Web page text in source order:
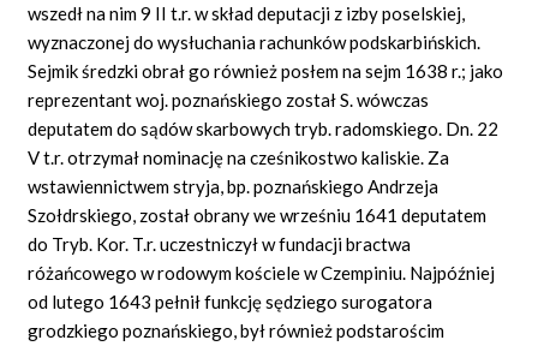
wszedł na nim 9 II t.r. w skład deputacji z izby poselskiej,
wyznaczonej do wysłuchania rachunków podskarbińskich.
Sejmik średzki obrał go również posłem na sejm 1638 r.; jako
reprezentant woj. poznańskiego został S. wówczas
deputatem do sądów skarbowych tryb. radomskiego. Dn. 22
V t.r. otrzymał nominację na cześnikostwo kaliskie. Za
wstawiennictwem stryja, bp. poznańskiego Andrzeja
Szołdrskiego, został obrany we wrześniu 1641 deputatem
do Tryb. Kor. T.r. uczestniczył w fundacji bractwa
różańcowego w rodowym kościele w Czempiniu. Najpóźniej
od lutego 1643 pełnił funkcję sędziego surogatora
grodzkiego poznańskiego, był również podstarościm